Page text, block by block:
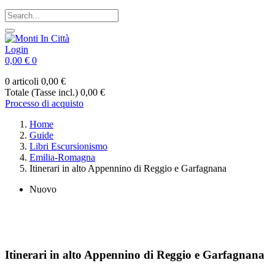
Login
0,00 € 0
0 articoli 0,00 €
Totale (Tasse incl.) 0,00 €
Processo di acquisto
Home
Guide
Libri Escursionismo
Emilia-Romagna
Itinerari in alto Appennino di Reggio e Garfagnana
Nuovo
Itinerari in alto Appennino di Reggio e Garfagnana